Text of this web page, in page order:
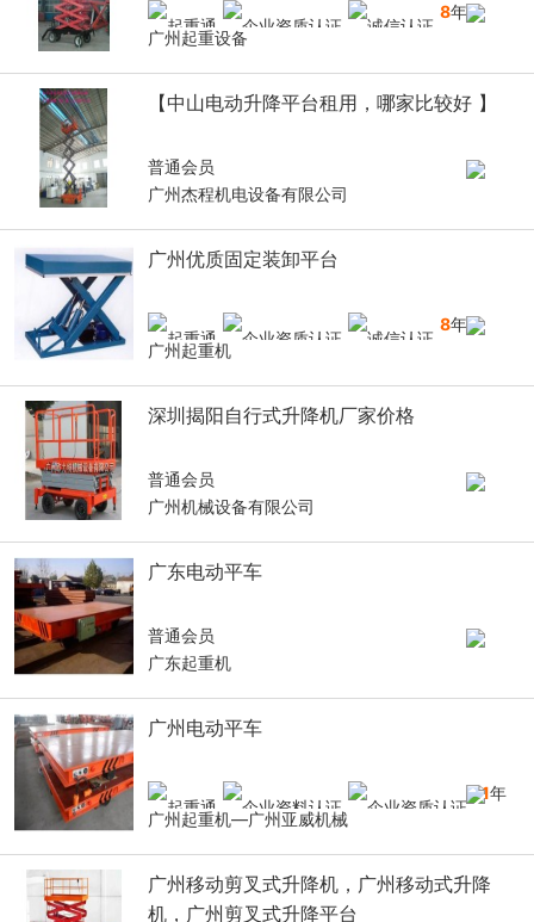
8年
广州起重设备
【中山电动升降平台租用，哪家比较好 】
普通会员
广州杰程机电设备有限公司
广州优质固定装卸平台
8年
广州起重机
深圳揭阳自行式升降机厂家价格
普通会员
广州机械设备有限公司
广东电动平车
普通会员
广东起重机
广州电动平车
11年
广州起重机—广州亚威机械
广州移动剪叉式升降机，广州移动式升降
机，广州剪叉式升降平台